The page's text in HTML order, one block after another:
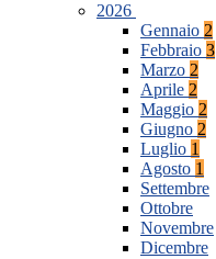
2026
Gennaio 2
Febbraio 3
Marzo 2
Aprile 2
Maggio 2
Giugno 2
Luglio 1
Agosto 1
Settembre
Ottobre
Novembre
Dicembre